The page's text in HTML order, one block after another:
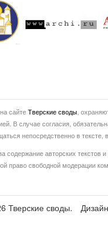
сайтеТверские своды ,
В случае согласия,
непосредственно в
содержание авторских
право свободной модерации
Тверские своды.